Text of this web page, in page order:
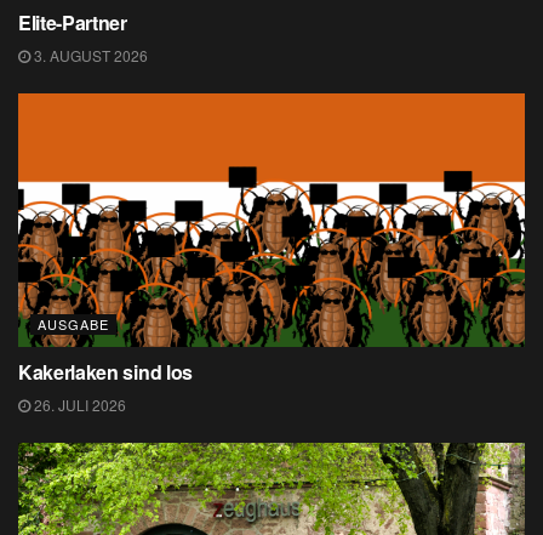
Elite-Partner
3. AUGUST 2026
AUSGABE
Kakerlaken sind los
26. JULI 2026